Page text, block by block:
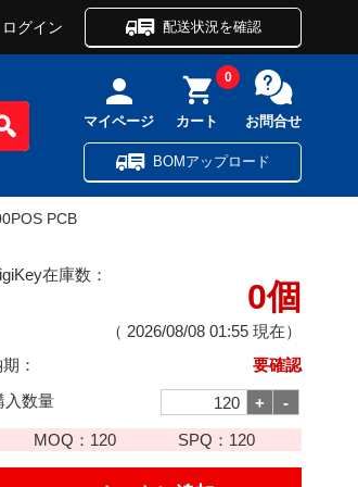
ログイン 配送状況を確認
マイページ カート
0
お問合せ
BOMアップロード
PCB
在庫数：
0個
（ 2026/08/08 01:55 現在）
：
要確認
入数量
MOQ： 120 SPQ： 120